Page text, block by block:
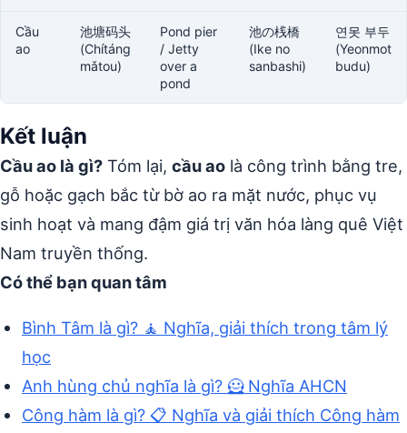
Cầu
ao
池塘码头
(Chítáng
mǎtou)
Pond pier
/ Jetty
over a
pond
池の桟橋
(Ike no
sanbashi)
연못 부두
(Yeonmot
budu)
Kết luận
Cầu ao là gì? Tóm lại, cầu ao là công trình bằng tre,
gỗ hoặc gạch bắc từ bờ ao ra mặt nước, phục vụ
sinh hoạt và mang đậm giá trị văn hóa làng quê Việt
Nam truyền thống.
Có thể bạn quan tâm
Bình Tâm là gì? 🧘 Nghĩa, giải thích trong tâm lý
học
Anh hùng chủ nghĩa là gì? 🦸 Nghĩa AHCN
Công hàm là gì? 📋 Nghĩa và giải thích Công hàm